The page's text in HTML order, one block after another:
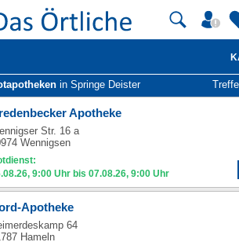
in Springe Deister
Apotheke
Str. 16 a
Wennigsen
9:00 Uhr bis 07.08.26, 9:00 Uhr
Apotheke
64
Hameln